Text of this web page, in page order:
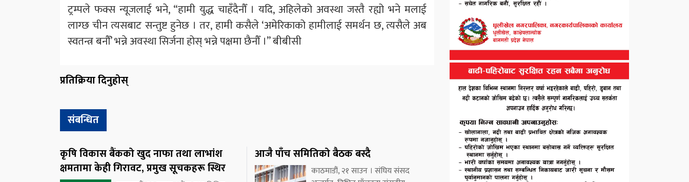
ट्रम्पले फक्स न्यूजलाई भने, “हामी युद्ध चाहँदैनौँ । यदि, अहिलेको अवस्था जस्तै रह्यो भने मलाई
लाग्छ चीन त्यसबाट सन्तुष्ट हुनेछ । तर, हामी कसैले ‘अमेरिकाको हामीलाई समर्थन छ, त्यसैले अब
स्वतन्त्र बनौँ’ भन्ने अवस्था सिर्जना होस् भन्ने पक्षमा छैनौँ ।” बीबीसी
प्रतिक्रिया दिनुहोस्
संबन्धित
कृषि विकास बैंकको खुद नाफा तथा लाभांश
क्षमतामा केही गिरावट, प्रमुख सूचकहरू स्थिर
आजै पाँच समितिको बैठक बस्दै
काठमाडौं, २१ साउन । संघिय संसद